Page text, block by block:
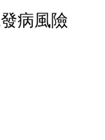
病風險